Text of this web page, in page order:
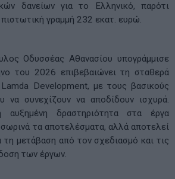
δανείων για το Ελληνικό, παρότι
πιστωτική γραμμή 232 εκατ. ευρώ.
Οδυσσέας Αθανασίου υπογράμμισε
του 2026 επιβεβαιώνει τη σταθερά
Development, με τους βασικούς
να συνεχίζουν να αποδίδουν ισχυρά.
δραστηριότητα στα έργα
τα αποτελέσματα, αλλά αποτελεί
τη μετάβαση από τον σχεδιασμό και τις
των έργων.